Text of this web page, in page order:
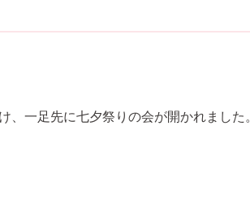
一足先に七夕祭りの会が開かれました。